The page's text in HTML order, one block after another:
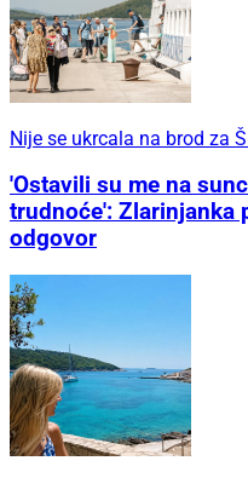
Nije se ukrcala na brod za
'Ostavili su me na
trudnoće': Zlarinjanka
odgovor